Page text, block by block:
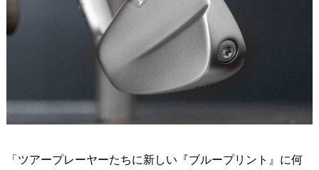
「ツアープレーヤーたちに新しい『ブループリント』に何